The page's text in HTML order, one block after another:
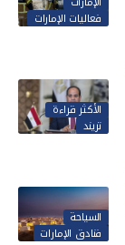
فعاليات الإمارات
الأكثر قراءة
تريند
السياحة
فنادق الإمارات